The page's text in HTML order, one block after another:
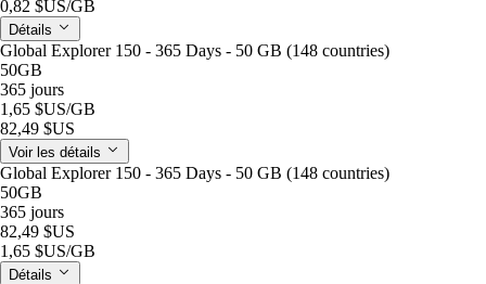
0,82 $US/GB
Détails
Global Explorer 150 - 365 Days - 50 GB (148 countries)
50GB
365 jours
1,65 $US/GB
82,49 $US
Voir les détails
Global Explorer 150 - 365 Days - 50 GB (148 countries)
50GB
365 jours
82,49 $US
1,65 $US/GB
Détails